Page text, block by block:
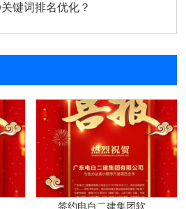
键词排名优化？
签约电白二建集团软...